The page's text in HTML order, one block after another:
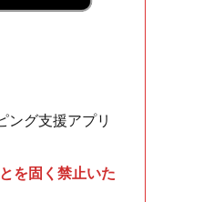
ング支援アプリ
を固く禁止いた